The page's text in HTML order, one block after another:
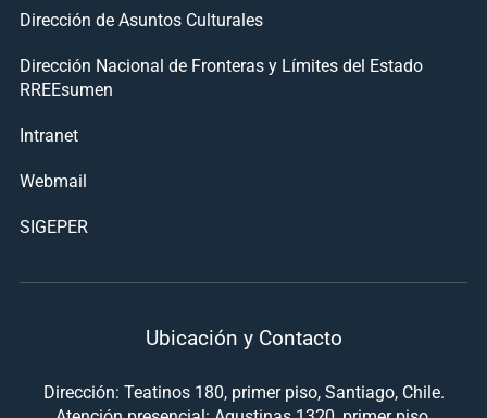
Dirección de Asuntos Culturales
Dirección Nacional de Fronteras y Límites del Estado
RREEsumen
Intranet
Webmail
SIGEPER
Ubicación y Contacto
Dirección: Teatinos 180, primer piso, Santiago, Chile.